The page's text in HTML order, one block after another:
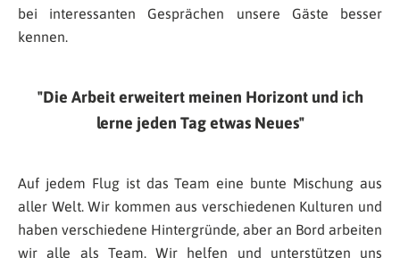
bei interessanten Gesprächen unsere Gäste besser
kennen.
Die Arbeit erweitert meinen Horizont und ich
lerne jeden Tag etwas Neues
Auf jedem Flug ist das Team eine bunte Mischung aus
aller Welt. Wir kommen aus verschiedenen Kulturen und
haben verschiedene Hintergründe, aber an Bord arbeiten
wir alle als Team. Wir helfen und unterstützen uns